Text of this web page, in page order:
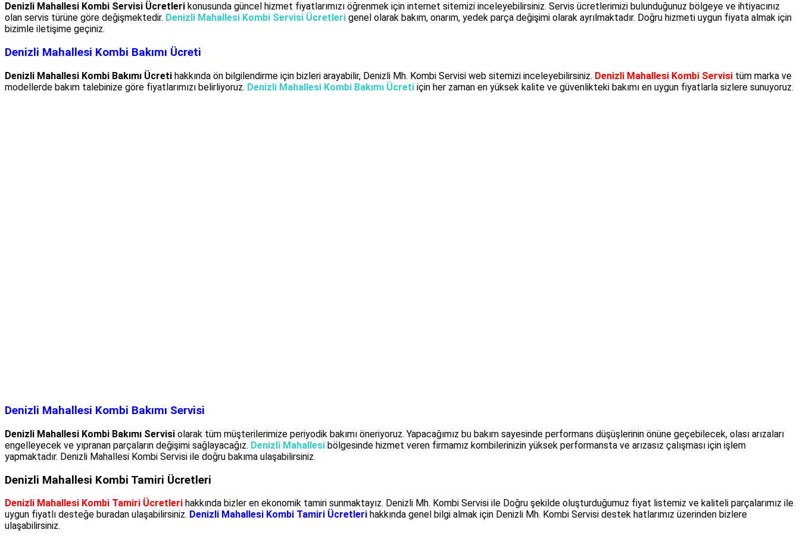
Denizli Mahallesi Kombi Servisi Ücretleri konusunda güncel hizmet fiyatlarımızı öğrenmek için internet sitemizi inceleyebilirsiniz. Servis ücretlerimizi bulunduğunuz bölgeye ve ihtiyacınız
olan servis türüne göre değişmektedir. Denizli Mahallesi Kombi Servisi Ücretleri genel olarak bakım, onarım, yedek parça değişimi olarak ayrılmaktadır. Doğru hizmeti uygun fiyata almak için
bizimle iletişime geçiniz.
Denizli Mahallesi Kombi Bakımı Ücreti
Denizli Mahallesi Kombi Bakımı Ücreti hakkında ön bilgilendirme için bizleri arayabilir, Denizli Mh. Kombi Servisi web sitemizi inceleyebilirsiniz. Denizli Mahallesi Kombi Servisi tüm marka ve
modellerde bakım talebinize göre fiyatlarımızı belirliyoruz. Denizli Mahallesi Kombi Bakımı Ücreti için her zaman en yüksek kalite ve güvenlikteki bakımı en uygun fiyatlarla sizlere sunuyoruz.
Denizli Mahallesi Kombi Bakımı Servisi
Denizli Mahallesi Kombi Bakımı Servisi olarak tüm müşterilerimize periyodik bakımı öneriyoruz. Yapacağımız bu bakım sayesinde performans düşüşlerinin önüne geçebilecek, olası arızaları
engelleyecek ve yıpranan parçaların değişimi sağlayacağız. Denizli Mahallesi bölgesinde hizmet veren firmamız kombilerinizin yüksek performansta ve arızasız çalışması için işlem
yapmaktadır. Denizli Mahallesi Kombi Servisi ile doğru bakıma ulaşabilirsiniz.
Denizli Mahallesi Kombi Tamiri Ücretleri
Denizli Mahallesi Kombi Tamiri Ücretleri hakkında bizler en ekonomik tamiri sunmaktayız. Denizli Mh. Kombi Servisi ile Doğru şekilde oluşturduğumuz fiyat listemiz ve kaliteli parçalarımız ile
uygun fiyatlı desteğe buradan ulaşabilirsiniz. Denizli Mahallesi Kombi Tamiri Ücretleri hakkında genel bilgi almak için Denizli Mh. Kombi Servisi destek hatlarımız üzerinden bizlere
ulaşabilirsiniz.